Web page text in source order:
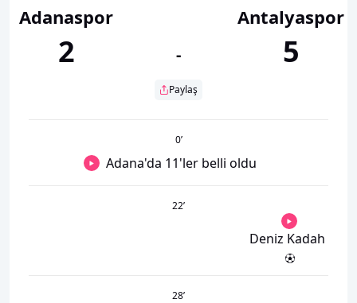
Adanaspor
2 -
Paylaş
Antalyaspor
5
0’
Adana'da 11'ler belli oldu
22’
Deniz Kadah
28’